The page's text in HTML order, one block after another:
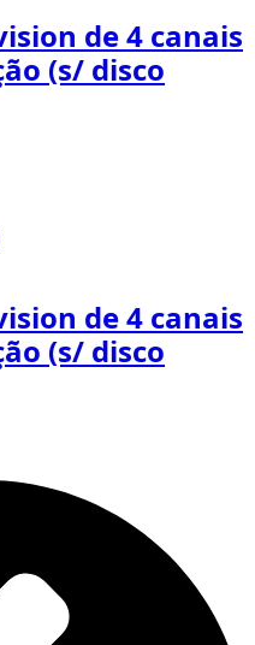
de 4 canais
(s/ disco
de 4 canais
(s/ disco